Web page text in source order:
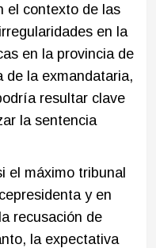
el contexto de las
en la
en la provincia de
de la exmandataria,
resultar clave
la sentencia
el máximo tribunal
y en
recusación de
la expectativa